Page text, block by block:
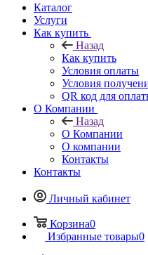
Каталог
Услуги
Как купить
Назад
Как купить
Условия оплаты
Условия
QR код для
О Компании
Назад
О Компании
О компании
Контакты
Контакты
Личный кабинет
Корзина0
Избранные товары0